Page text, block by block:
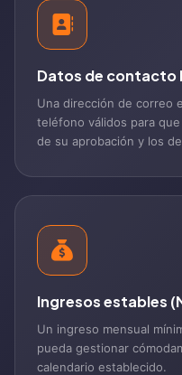
Datos de contacto
Una dirección de correo
teléfono válidos para
de su aprobación y los
Ingresos estables
Un ingreso mensual
pueda gestionar
calendario establecido.